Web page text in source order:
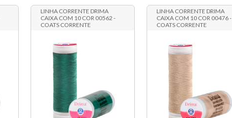
LINHA CORRENTE DRIMA
CAIXA COM 10 COR 00562 -
COATS CORRENTE
LINHA CORRENTE DRIMA
CAIXA COM 10 COR 00476 -
COATS CORRENTE